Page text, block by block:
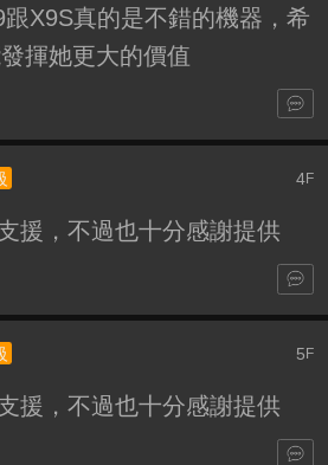
X9S真的是不錯的機器，希
揮她更大的價值
4F
援，不過也十分感謝提供
5 F
援，不過也十分感謝提供